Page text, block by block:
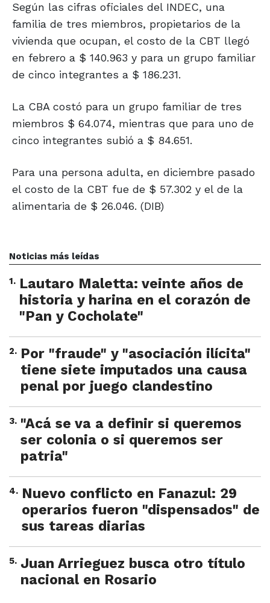
Según las cifras oficiales del INDEC, una
familia de tres miembros, propietarios de la
vivienda que ocupan, el costo de la CBT llegó
en febrero a $ 140.963 y para un grupo familiar
de cinco integrantes a $ 186.231.
La CBA costó para un grupo familiar de tres
miembros $ 64.074, mientras que para uno de
cinco integrantes subió a $ 84.651.
Para una persona adulta, en diciembre pasado
el costo de la CBT fue de $ 57.302 y el de la
alimentaria de $ 26.046. (DIB)
Noticias más leídas
1. Lautaro Maletta: veinte años de
historia y harina en el corazón de
"Pan y Cocholate"
2. Por "fraude" y "asociación ilícita"
tiene siete imputados una causa
penal por juego clandestino
3. "Acá se va a definir si queremos
ser colonia o si queremos ser
patria"
4. Nuevo conflicto en Fanazul: 29
operarios fueron "dispensados" de
sus tareas diarias
5. Juan Arrieguez busca otro título
nacional en Rosario